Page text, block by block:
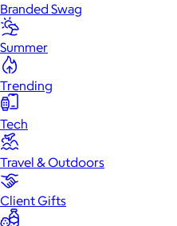
Branded Swag
Summer
Trending
Tech
Travel & Outdoors
Client Gifts